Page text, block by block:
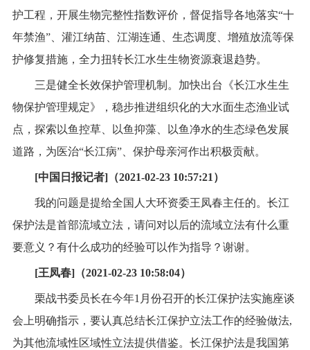
护工程，开展生物完整性指数评价，督促指导各地落实“十
年禁渔”、灌江纳苗、江湖连通、生态调度、增殖放流等保
护修复措施，全力扭转长江水生生物资源衰退趋势。
三是健全长效保护管理机制。加快出台《长江水生生
物保护管理规定》，稳步推进组织化的大水面生态渔业试
点，探索以鱼控草、以鱼抑藻、以鱼净水的生态绿色发展
道路，为医治“长江病”、保护母亲河作出积极贡献。
[中国日报记者]（2021-02-23 10:57:21）
我的问题是提给全国人大环资委王凤春主任的。长江
保护法是首部流域立法，请问对以后的流域立法有什么重
要意义？有什么成功的经验可以作为指导？谢谢。
[王凤春]（2021-02-23 10:58:04）
栗战书委员长在今年1月份召开的长江保护法实施座谈
会上明确指示，要认真总结长江保护立法工作的经验做法,
为其他流域性区域性立法提供借鉴。长江保护法是我国第